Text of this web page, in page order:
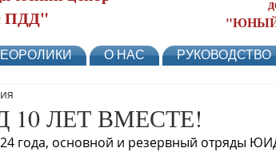
ПДД"
"ЮНЫЙ
О НАС РУКОВОДСТВО
ЛЕТ ВМЕСТЕ!
года, основной и резервный отряды